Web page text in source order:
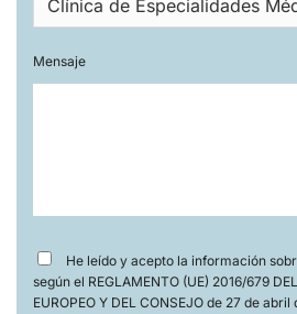
Mensaje
He leído y acepto la información
según el REGLAMENTO (UE) 2016/679
EUROPEO Y DEL CONSEJO de 27 de